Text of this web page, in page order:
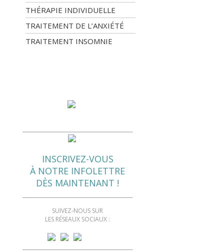
THÉRAPIE INDIVIDUELLE
TRAITEMENT DE L’ANXIÉTÉ
TRAITEMENT INSOMNIE
INSCRIVEZ-VOUS
À NOTRE INFOLETTRE
DÈS MAINTENANT !
SUIVEZ-NOUS SUR
LES RÉSEAUX SOCIAUX :